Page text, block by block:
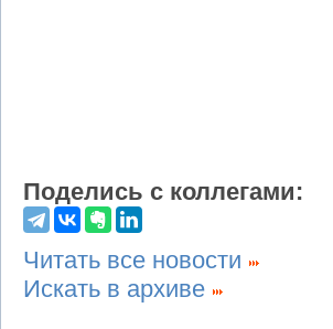
Поделись с коллегами:
Читать все новости
Искать в архиве